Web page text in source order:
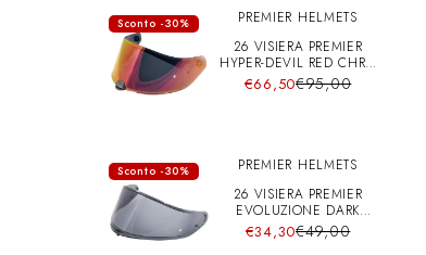
Sconto -30%
PREMIER HELMETS
26 VISIERA PREMIER
HYPER-DEVIL RED CHRO
A+pins
€66,50€95,00
Sconto -30%
PREMIER HELMETS
26 VISIERA PREMIER
EVOLUZIONE DARK
A+pins
€34,30€49,00